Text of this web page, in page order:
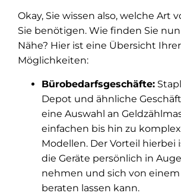
Okay, Sie wissen also, welche Art
Sie benötigen. Wie finden Sie
Nähe? Hier ist eine Übersicht Ihrer
Möglichkeiten:
Bürobedarfsgeschäfte:
Depot und ähnliche
eine Auswahl an
einfachen bis hin zu
Modellen. Der Vorteil hierbei
die Geräte persönlich in
nehmen und sich von einem
beraten lassen kann.